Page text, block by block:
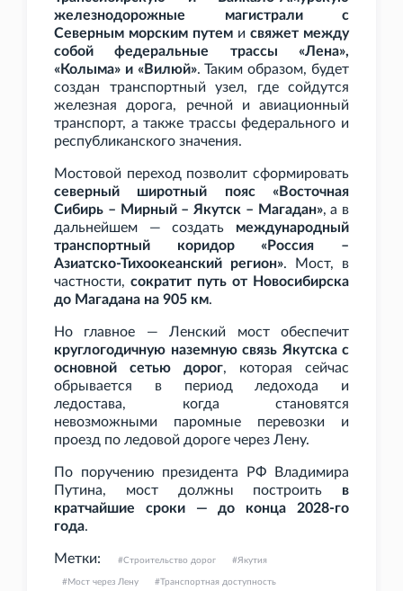
железнодорожные магистрали с
Северным морским путем и свяжет между
собой федеральные трассы «Лена»,
«Колыма» и «Вилюй». Таким образом, будет
создан транспортный узел, где сойдутся
железная дорога, речной и авиационный
транспорт, а также трассы федерального и
республиканского значения.
Мостовой переход позволит сформировать
северный широтный пояс «Восточная
Сибирь – Мирный – Якутск – Магадан», а в
дальнейшем — создать международный
транспортный коридор «Россия –
Азиатско-Тихоокеанский регион». Мост, в
частности, сократит путь от Новосибирска
до Магадана на 905 км.
Но главное — Ленский мост обеспечит
круглогодичную наземную связь Якутска с
основной сетью дорог, которая сейчас
обрывается в период ледохода и
ледостава, когда становятся
невозможными паромные перевозки и
проезд по ледовой дороге через Лену.
По поручению президента РФ Владимира
Путина, мост должны построить в
кратчайшие сроки — до конца 2028-го
года.
Метки: Строительство дорог Якутия
Мост через Лену Транспортная доступность